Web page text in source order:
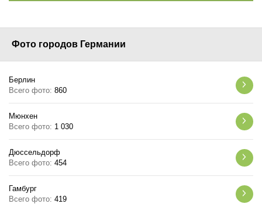
Фото городов Германии
Берлин
Всего фото: 860
Мюнхен
Всего фото: 1 030
Дюссельдорф
Всего фото: 454
Гамбург
Всего фото: 419